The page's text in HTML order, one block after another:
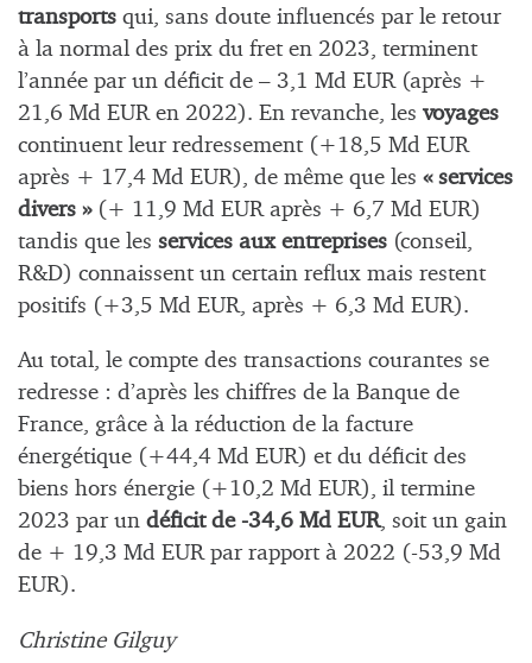
transports qui, sans doute influencés par le retour
à la normal des prix du fret en 2023, terminent
l’année par un déficit de – 3,1 Md EUR (après +
21,6 Md EUR en 2022). En revanche, les voyages
continuent leur redressement (+18,5 Md EUR
après + 17,4 Md EUR), de même que les « services
divers »(+ 11,9 Md EUR après + 6,7 Md EUR)
tandis que les services aux entreprises (conseil,
R&D) connaissent un certain reflux mais restent
positifs (+3,5 Md EUR, après + 6,3 Md EUR).
Au total, le compte des transactions courantes se
redresse : d’après les chiffres de la Banque de
France, grâce à la réduction de la facture
énergétique (+44,4 Md EUR) et du déficit des
biens hors énergie (+10,2 Md EUR), il termine
2023 par un déficit de -34,6 Md EUR, soit un gain
de + 19,3 Md EUR par rapport à 2022 (-53,9 Md
EUR).
Christine Gilguy